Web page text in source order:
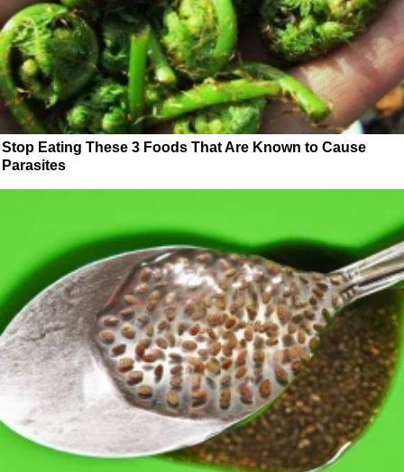
Stop Eating These 3 Foods That Are Known to Cause
Parasites